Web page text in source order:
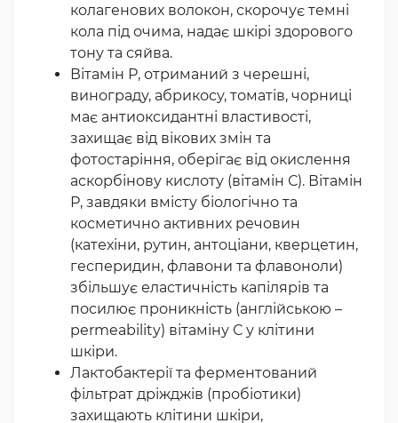
колагенових волокон, скорочує темні
кола під очима, надає шкірі здорового
тону та сяйва.
Вітамін Р, отриманий з черешні,
винограду, абрикосу, томатів, чорниці
має антиоксидантні властивості,
захищає від вікових змін та
фотостаріння, оберігає від окислення
аскорбінову кислоту (вітамін С). Вітамін
Р, завдяки вмісту біологічно та
косметично активних речовин
(катехіни, рутин, антоціани, кверцетин,
гесперидин, флавони та флавоноли)
збільшує еластичність капілярів та
посилює проникність (англійською –
permeability) вітаміну С у клітини
шкіри.
Лактобактерії та ферментований
фільтрат дріжджів (пробіотики)
захищають клітини шкіри,